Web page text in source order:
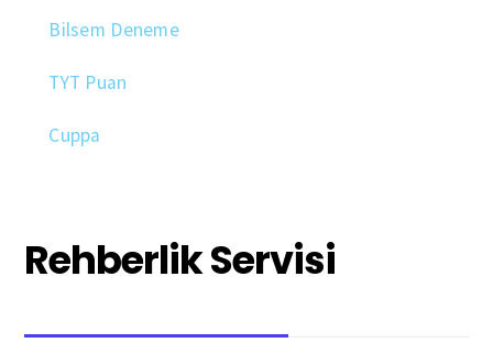
Bilsem Deneme
TYT Puan
Cuppa
Rehberlik Servisi